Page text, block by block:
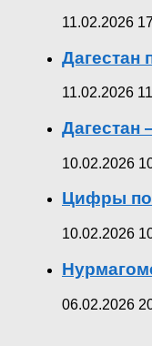
11.02.2026
Дагестан
11.02.2026
Дагестан
10.02.2026
Цифры по
10.02.2026
06.02.2026